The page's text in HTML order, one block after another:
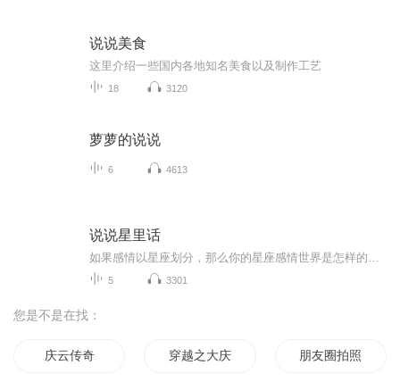
说说美食
这里介绍一些国内各地知名美食以及制作工艺
18 3120
萝萝的说说
6 4613
说说星里话
5 3301
您是不是在找：
庆云传奇 穿越之大庆帝国 朋友圈拍照游戏